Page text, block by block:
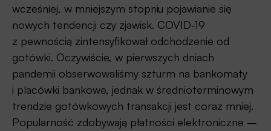
wcześniej, w mniejszym stopniu pojawianie się
nowych tendencji czy zjawisk. COVID-19
z pewnością zintensyfikował odchodzenie od
gotówki. Oczywiście, w pierwszych dniach
pandemii obserwowaliśmy szturm na bankomaty
i placówki bankowe, jednak w średnioterminowym
trendzie gotówkowych transakcji jest coraz mniej.
Popularność zdobywają płatności elektroniczne –